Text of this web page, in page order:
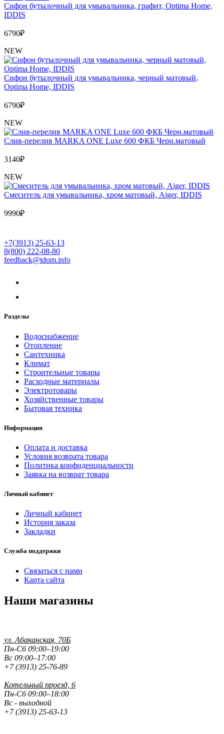
Сифон бутылочный для умывальника, графит, Optima Home,
IDDIS
6790₽
NEW
Сифон бутылочный для умывальника, черный матовый,
Optima Home, IDDIS
6790₽
NEW
Слив-перелив MARKA ONE Luxe 600 ФКБ Черн.матовый
3140₽
NEW
Cмеситель для умывальника, хром матовый, Aiger, IDDIS
9990₽
+7(3913) 25-63-13
8(800) 222-08-80
feedback@tdom.info
Разделы
Водоснабжение
Отопление
Сантехника
Климат
Строительные товары
Расходные материалы
Электротовары
Хозяйственные товары
Бытовая техника
Информация
Оплата и доставка
Условия возврата товара
Политика конфиденциальности
Заявка на возврат товара
Личный кабинет
Личный кабинет
История заказа
Закладки
Служба поддержки
Связаться с нами
Карта сайта
Наши магазины
ул. Абаканская, 70Б
Пн-Сб 09:00–19:00
Вс 09:00–17:00
+7 (3913) 25-76-89
Котельный проезд, 6
Пн-Сб 09:00–18:00
Вс - выходной
+7 (3913) 25-63-13